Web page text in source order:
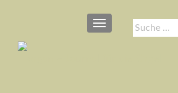
Suche
nach:
SCHALTE